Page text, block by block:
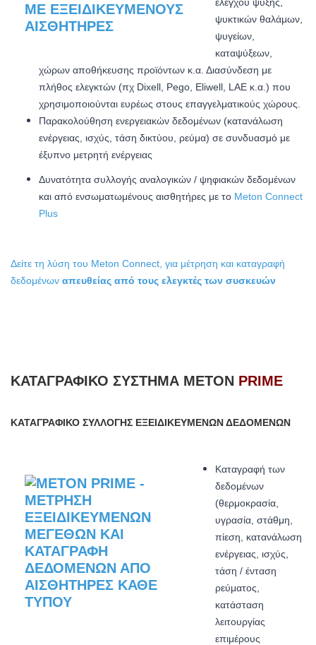
ψυκτικών θαλάμων,
ψυγείων,
καταψύξεων,
χώρων αποθήκευσης προϊόντων κ.α. Διασύνδεση με
πλήθος ελεγκτών (πχ Dixell, Pego, Eliwell, LAE κ.α.) που
χρησιμοποιούνται ευρέως στους επαγγελματικούς χώρους.
Παρακολούθηση ενεργειακών δεδομένων (κατανάλωση
ενέργειας, ισχύς, τάση δικτύου, ρεύμα) σε συνδυασμό με
έξυπνο μετρητή ενέργειας
Δυνατότητα συλλογής αναλογικών / ψηφιακών δεδομένων
και από ενσωματωμένους αισθητήρες με το Meton Connect
Plus
Δείτε τη λύση του Meton Connect, για μέτρηση και καταγραφή
δεδομένων απευθείας από τους ελεγκτές των συσκευών
ΚΑΤΑΓΡΑΦΙΚΌ ΣΎΣΤΗΜΑ METON PRIME
ΚΑΤΑΓΡΑΦΙΚΌ ΣΥΛΛΟΓΉΣ ΕΞΕΙΔΙΚΕΥΜΈΝΩΝ ΔΕΔΟΜΈΝΩΝ
Καταγραφή των
δεδομένων
(θερμοκρασία,
υγρασία, στάθμη,
πίεση, κατανάλωση
ενέργειας, ισχύς,
τάση / ένταση
ρεύματος,
κατάσταση
λειτουργίας
επιμέρους